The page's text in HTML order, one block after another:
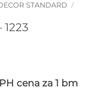
STANDARD /
1223
cena za 1 bm